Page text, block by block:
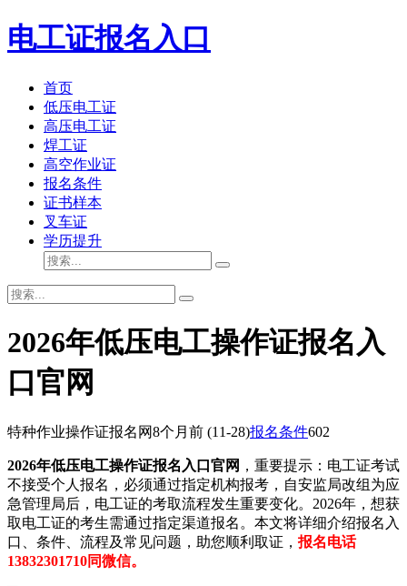
电工证报名入口
首页
低压电工证
高压电工证
焊工证
高空作业证
报名条件
证书样本
叉车证
学历提升
2026年低压电工操作证报名入
口官网
特种作业操作证报名网8个月前 (11-28)报名条件602
2026年低压电工操作证报名入口官网 ，重要提示：电工证考试
不接受个人报名，必须通过指定机构报考，自安监局改组为应
急管理局后，电工证的考取流程发生重要变化。2026年，想获
取电工证的考生需通过指定渠道报名。本文将详细介绍报名入
口、条件、流程及常见问题，助您顺利取证， 报名电话
13832301710同微信。